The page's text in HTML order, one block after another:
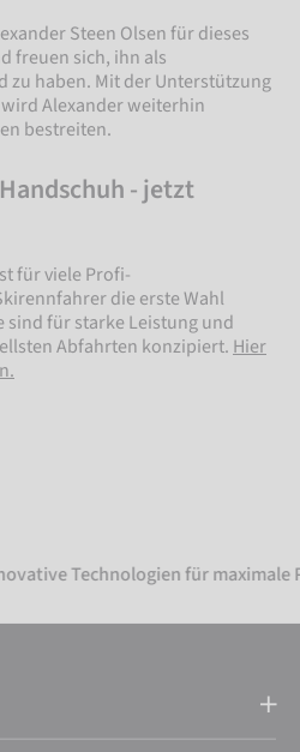
Steen Olsen für dieses
freuen sich, ihn als
zu haben. Mit der Unterstützung
Alexander weiterhin
bestreiten.
- jetzt
für viele Profi-
die erste Wahl
sind für starke Leistung und
Abfahrten konzipiert. Hier
Technologien für maximale